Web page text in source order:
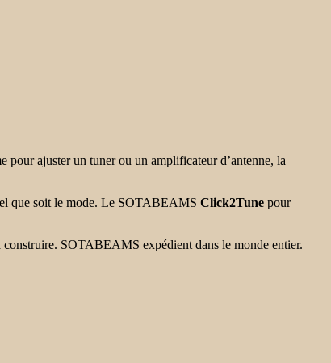
pour ajuster un tuner ou un amplificateur d’antenne, la
que soit le mode. Le SOTABEAMS Click2Tune pour
SOTABEAMS expédient dans le monde entier.